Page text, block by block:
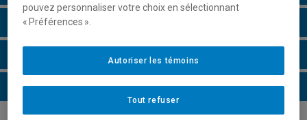
Horaire - Été 2026
Horaire - Automne 2026
Horaire - Hiver 2027
pouvez personnaliser votre choix en sélectionnant
« Préférences ».
Tout refuser
Autoriser les témoins